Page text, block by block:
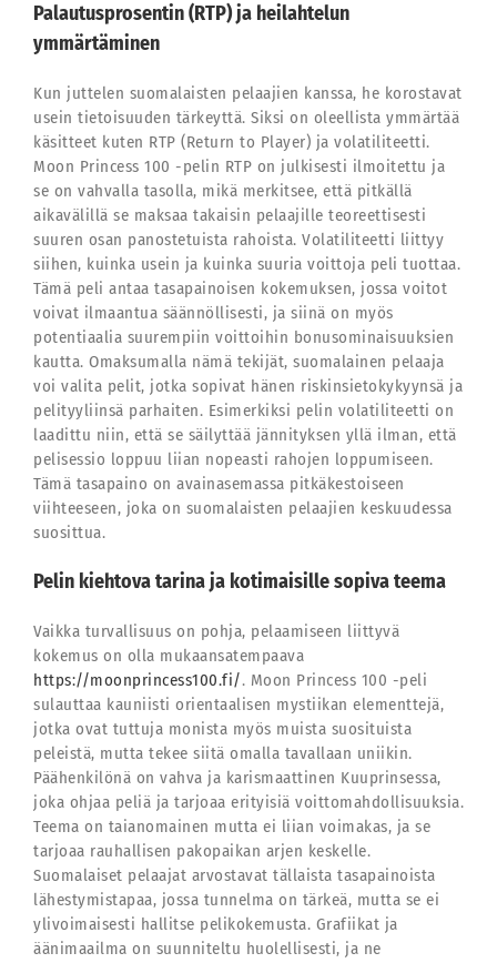
Palautusprosentin (RTP) ja heilahtelun
ymmärtäminen
Kun juttelen suomalaisten pelaajien kanssa, he korostavat
usein tietoisuuden tärkeyttä. Siksi on oleellista ymmärtää
käsitteet kuten RTP (Return to Player) ja volatiliteetti.
Moon Princess 100 -pelin RTP on julkisesti ilmoitettu ja
se on vahvalla tasolla, mikä merkitsee, että pitkällä
aikavälillä se maksaa takaisin pelaajille teoreettisesti
suuren osan panostetuista rahoista. Volatiliteetti liittyy
siihen, kuinka usein ja kuinka suuria voittoja peli tuottaa.
Tämä peli antaa tasapainoisen kokemuksen, jossa voitot
voivat ilmaantua säännöllisesti, ja siinä on myös
potentiaalia suurempiin voittoihin bonusominaisuuksien
kautta. Omaksumalla nämä tekijät, suomalainen pelaaja
voi valita pelit, jotka sopivat hänen riskinsietokykyynsä ja
pelityyliinsä parhaiten. Esimerkiksi pelin volatiliteetti on
laadittu niin, että se säilyttää jännityksen yllä ilman, että
pelisessio loppuu liian nopeasti rahojen loppumiseen.
Tämä tasapaino on avainasemassa pitkäkestoiseen
viihteeseen, joka on suomalaisten pelaajien keskuudessa
suosittua.
Pelin kiehtova tarina ja kotimaisille sopiva teema
Vaikka turvallisuus on pohja, pelaamiseen liittyvä
kokemus on olla mukaansatempaava
https://moonprincess100.fi/. Moon Princess 100 -peli
sulauttaa kauniisti orientaalisen mystiikan elementtejä,
jotka ovat tuttuja monista myös muista suosituista
peleistä, mutta tekee siitä omalla tavallaan uniikin.
Päähenkilönä on vahva ja karismaattinen Kuuprinsessa,
joka ohjaa peliä ja tarjoaa erityisiä voittomahdollisuuksia.
Teema on taianomainen mutta ei liian voimakas, ja se
tarjoaa rauhallisen pakopaikan arjen keskelle.
Suomalaiset pelaajat arvostavat tällaista tasapainoista
lähestymistapaa, jossa tunnelma on tärkeä, mutta se ei
ylivoimaisesti hallitse pelikokemusta. Grafiikat ja
äänimaailma on suunniteltu huolellisesti, ja ne